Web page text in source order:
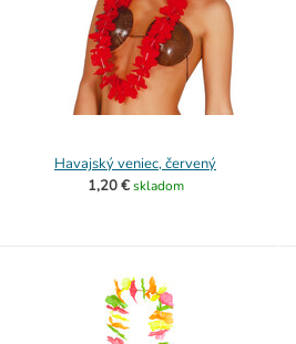
Havajský veniec, červený
1,20 € skladom